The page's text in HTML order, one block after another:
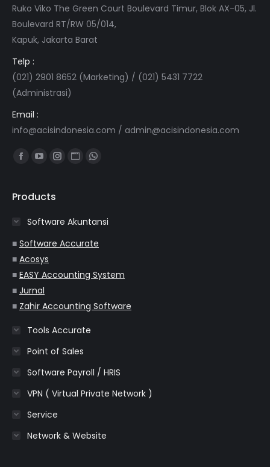
Ruko Viko The Green Court Boulevard Timur, Blok AX-05, Jl.
Boulevard RT/RW 05/014,
Kapuk, Jakarta Barat
Telp :
(021) 2901 8652 (Marketing) / (021) 5431 7722
(Administrasi)
Email :
info@acisindonesia.com / admin@acisindonesia.com
Find us on:
Facebook
opens
new
window
YouTube
opens
new
window
Instagram
new
window
Website
new
window
Whatsapp
new
window
Products
Software Akuntansi
■ Software Accurate
■ Acosys
■ EASY Accounting System
■ Jurnal
■ Zahir Accounting Software
Tools Accurate
Point of Sales
Software Payroll / HRIS
VPN ( Virtual Private Network )
Service
Network & Website